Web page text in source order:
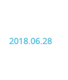
2018.06.28